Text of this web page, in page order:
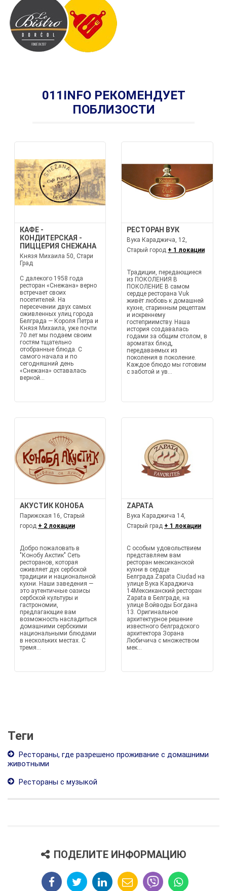
011INFO РЕКОМЕНДУЕТ
ПОБЛИЗОСТИ
КАФЕ -
КОНДИТЕРСКАЯ -
ПИЦЦЕРИЯ СНЕЖАНА
Князя Михаила 50, Стари
Град
С далекого 1958 года
ресторан «Снежана» верно
встречает своих
посетителей. На
пересечении двух самых
оживленных улиц города
Белграда — Короля Петра и
Князя Михаила, уже почти
70 лет мы подаем своим
гостям тщательно
отобранные блюда. С
самого начала и по
сегодняшний день
«Снежана» оставалась
верной...
РЕСТОРАН ВУК
Вука Караджича, 12,
Старый город + 1 локации
Традиции, передающиеся
из ПОКОЛЕНИЯ В
ПОКОЛЕНИЕ В самом
сердце ресторана Vuk
живёт любовь к домашней
кухне, старинным рецептам
и искреннему
гостеприимству. Наша
история создавалась
годами за общим столом, в
ароматах блюд,
передаваемых из
поколения в поколение.
Каждое блюдо мы готовим
с заботой и ув...
АКУСТИК КОНОБА
Парижская 16, Старый
город + 2 локации
Добро пожаловать в
"Конобу Акстик" Сеть
ресторанов, которая
оживляет дух сербской
традиции и национальной
кухни. Наши заведения —
это аутентичные оазисы
сербской культуры и
гастрономии,
предлагающие вам
возможность насладиться
домашними сербскими
национальными блюдами
в нескольких местах. С
тремя...
ZAPATA
Вука Караджича 14,
Старый град + 1 локации
С особым удовольствием
представляем вам
ресторан мексиканской
кухни в сердце
Белграда.Zapata Ciudad на
улице Вука Караджича
14Мексиканский ресторан
Zapata в Белграде, на
улице Войводы Богдана
13. Оригинальное
архитектурное решение
известного белградского
архитектора Зорана
Любичича с множеством
мек...
Теги
Рестораны, где разрешено проживание с домашними
животными
Рестораны с музыкой
ПОДЕЛИТЕ ИНФОРМАЦИЮ